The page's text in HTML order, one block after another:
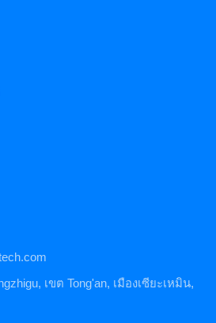
เขต Tong'an, เมืองเซียะเหมิน,